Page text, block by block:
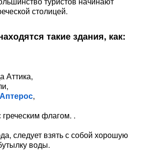
столицей.
такие здания, как:
Аттика,
,
флагом. .
следует взять с собой хорошую
воды.